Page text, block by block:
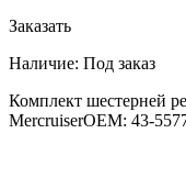
Заказать
Наличие: Под заказ
Комплект шестерней
MercruiserOEM: 43-